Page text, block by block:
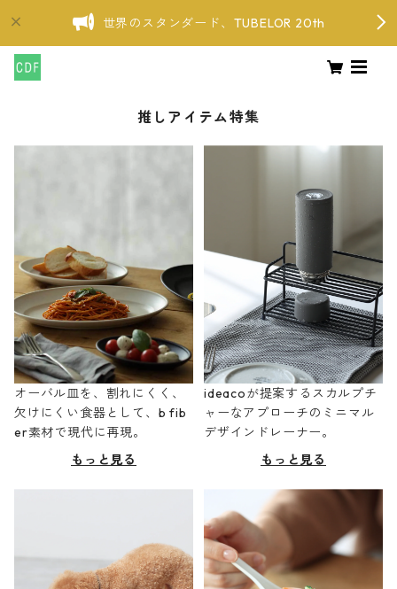
世界のスタンダード、TUBELOR 20th
推しアイテム特集
オーバル皿を、割れにくく、
欠けにくい食器として、b fib
er素材で現代に再現。
もっと見る
ideacoが提案するスカルプチ
ャーなアプローチのミニマル
デザインドレーナー。
もっと見る